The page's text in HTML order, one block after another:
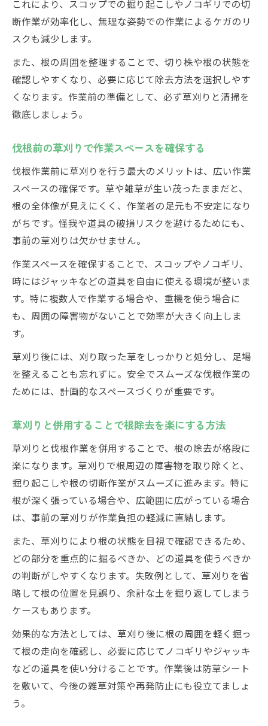
これにより、スコップでの掘り起こしやノコギリでの切
断作業が効率化し、無理な姿勢での作業によるケガのリ
スクも減少します。
また、根の周囲を整理することで、切り株や根の状態を
確認しやすくなり、必要に応じて除去方法を選択しやす
くなります。作業前の準備として、必ず草刈りと清掃を
徹底しましょう。
伐根前の草刈りで作業スペースを確保する
伐根作業前に草刈りを行う最大のメリットは、広い作業
スペースの確保です。草や雑草が生い茂ったままだと、
根の全体像が見えにくく、作業者の足元も不安定になり
がちです。怪我や道具の破損リスクを避けるためにも、
事前の草刈りは欠かせません。
作業スペースを確保することで、スコップやノコギリ、
時にはジャッキなどの道具を自由に使える環境が整いま
す。特に複数人で作業する場合や、重機を使う場合に
も、周囲の障害物がないことで効率が大きく向上しま
す。
草刈り後には、刈り取った草をしっかりと処分し、足場
を整えることも忘れずに。安全でスムーズな伐根作業の
ためには、計画的なスペースづくりが重要です。
草刈りと併用することで根除去を楽にする方法
草刈りと伐根作業を併用することで、根の除去が格段に
楽になります。草刈りで根周辺の障害物を取り除くと、
掘り起こしや根の切断作業がスムーズに進みます。特に
根が深く張っている場合や、広範囲に広がっている場合
は、事前の草刈りが作業負担の軽減に直結します。
また、草刈りにより根の状態を目視で確認できるため、
どの部分を重点的に掘るべきか、どの道具を使うべきか
の判断がしやすくなります。失敗例として、草刈りを省
略して根の位置を見誤り、余計な土を掘り返してしまう
ケースもあります。
効果的な方法としては、草刈り後に根の周囲を軽く掘っ
て根の走向を確認し、必要に応じてノコギリやジャッキ
などの道具を使い分けることです。作業後は防草シート
を敷いて、今後の雑草対策や再発防止にも役立てましょ
う。